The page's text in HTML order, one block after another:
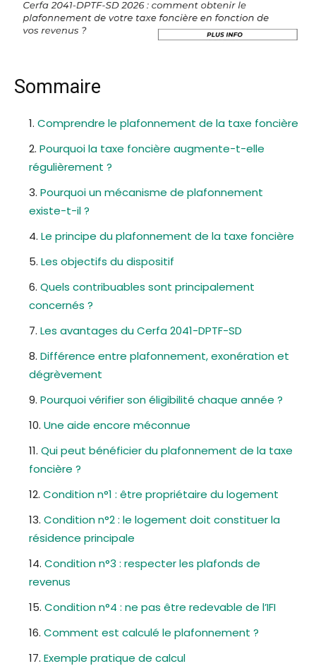
Sommaire
Comprendre le plafonnement de la taxe foncière
Pourquoi la taxe foncière augmente-t-elle
régulièrement ?
Pourquoi un mécanisme de plafonnement
existe-t-il ?
Le principe du plafonnement de la taxe foncière
Les objectifs du dispositif
Quels contribuables sont principalement
concernés ?
Les avantages du Cerfa 2041-DPTF-SD
Différence entre plafonnement, exonération et
dégrèvement
Pourquoi vérifier son éligibilité chaque année ?
Une aide encore méconnue
Qui peut bénéficier du plafonnement de la taxe
foncière ?
Condition n°1 : être propriétaire du logement
Condition n°2 : le logement doit constituer la
résidence principale
Condition n°3 : respecter les plafonds de
revenus
Condition n°4 : ne pas être redevable de l’IFI
Comment est calculé le plafonnement ?
Exemple pratique de calcul